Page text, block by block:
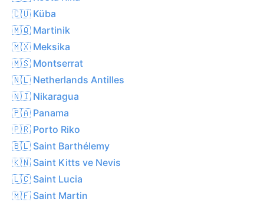
🇨🇺 Küba
🇲🇶 Martinik
🇲🇽 Meksika
🇲🇸 Montserrat
🇳🇱 Netherlands Antilles
🇳🇮 Nikaragua
🇵🇦 Panama
🇵🇷 Porto Riko
🇧🇱 Saint Barthélemy
🇰🇳 Saint Kitts ve Nevis
🇱🇨 Saint Lucia
🇲🇫 Saint Martin